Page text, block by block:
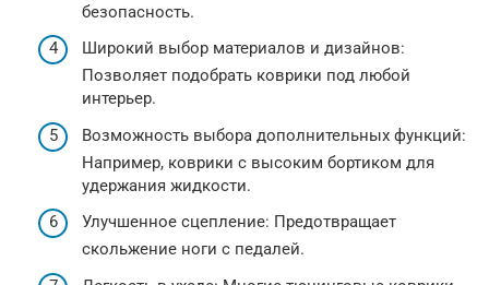
безопасность.
Широкий выбор материалов и дизайнов:
Позволяет подобрать коврики под любой
интерьер.
Возможность выбора дополнительных функций:
Например, коврики с высоким бортиком для
удержания жидкости.
Улучшенное сцепление: Предотвращает
скольжение ноги с педалей.